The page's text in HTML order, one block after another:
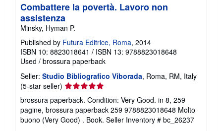
g
s
Combattere la povertà. Lavoro non
assistenza
Minsky, Hyman P.
Published by Futura Editrice, Roma, 2014
ISBN 10: 8823018641 / ISBN 13: 9788823018648
Used / brossura paperback
Seller: Studio Bibliografico Viborada, Roma, RM, Italy
(5-star seller) Seller
rating
5
out
of
brossura paperback. Condition: Very Good. in 8, 259
pagine, brossura paperback 259 9788823018648 Molto
buono (Very Good) . Book. Seller Inventory # bc_26237